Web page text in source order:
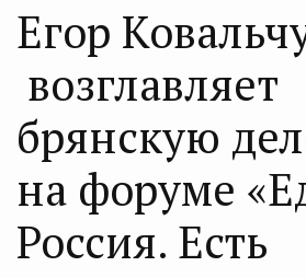
Егор
возглавляет
брянскую
на форуме
Россия. Есть